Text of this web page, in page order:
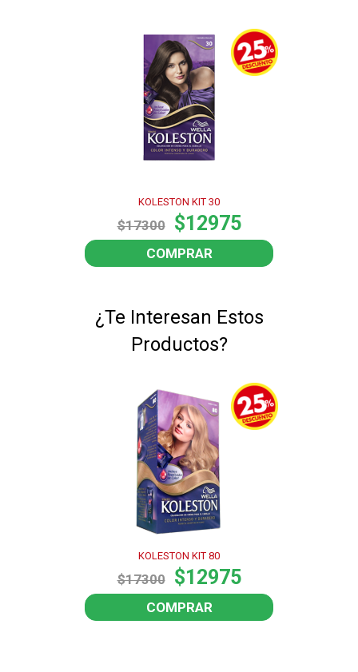
KOLESTON KIT 30
$17300 $12975
COMPRAR
¿Te Interesan Estos
Productos?
KOLESTON KIT 80
$17300 $12975
COMPRAR